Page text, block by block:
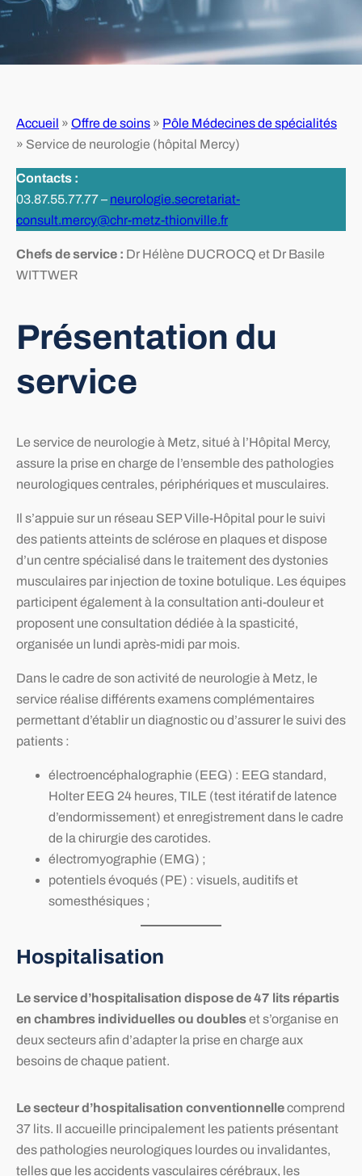
Accueil » Offre de soins » Pôle Médecines de spécialités
» Service de neurologie (hôpital Mercy)
Contacts :
03.87.55.77.77 – neurologie.secretariat-
consult.mercy@chr-metz-thionville.fr
Chefs de service : Dr Hélène DUCROCQ et Dr Basile
WITTWER
Présentation du
service
Le service de neurologie à Metz, situé à l’Hôpital Mercy,
assure la prise en charge de l’ensemble des pathologies
neurologiques centrales, périphériques et musculaires.
Il s’appuie sur un réseau SEP Ville-Hôpital pour le suivi
des patients atteints de sclérose en plaques et dispose
d’un centre spécialisé dans le traitement des dystonies
musculaires par injection de toxine botulique. Les équipes
participent également à la consultation anti-douleur et
proposent une consultation dédiée à la spasticité,
organisée un lundi après-midi par mois.
Dans le cadre de son activité de neurologie à Metz, le
service réalise différents examens complémentaires
permettant d’établir un diagnostic ou d’assurer le suivi des
patients :
électroencéphalographie (EEG) : EEG standard,
Holter EEG 24 heures, TILE (test itératif de latence
d’endormissement) et enregistrement dans le cadre
de la chirurgie des carotides.
électromyographie (EMG) ;
potentiels évoqués (PE) : visuels, auditifs et
somesthésiques ;
Hospitalisation
Le service d’hospitalisation dispose de 47 lits répartis
en chambres individuelles ou doubleset s’organise en
deux secteurs afin d’adapter la prise en charge aux
besoins de chaque patient.
Le secteur d’hospitalisation conventionnellecomprend
37 lits. Il accueille principalement les patients présentant
des pathologies neurologiques lourdes ou invalidantes,
telles que les accidents vasculaires cérébraux, les